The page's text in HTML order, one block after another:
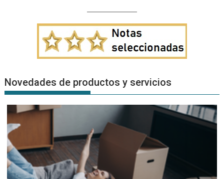
Novedades de productos y servicios